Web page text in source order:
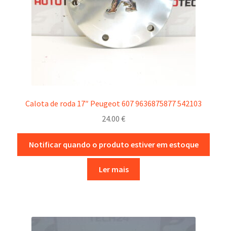
Calota de roda 17″ Peugeot 607 9636875877 542103
24.00 €
Notificar quando o produto estiver em estoque
Ler mais